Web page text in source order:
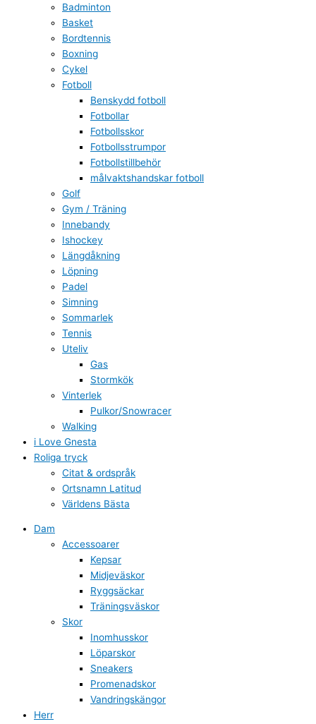
Badminton
Basket
Bordtennis
Boxning
Cykel
Fotboll
Benskydd fotboll
Fotbollar
Fotbollsskor
Fotbollsstrumpor
Fotbollstillbehör
målvaktshandskar fotboll
Golf
Gym / Träning
Innebandy
Ishockey
Längdåkning
Löpning
Padel
Simning
Sommarlek
Tennis
Uteliv
Gas
Stormkök
Vinterlek
Pulkor/Snowracer
Walking
i Love Gnesta
Roliga tryck
Citat & ordspråk
Ortsnamn Latitud
Världens Bästa
Dam
Accessoarer
Kepsar
Midjeväskor
Ryggsäckar
Träningsväskor
Skor
Inomhusskor
Löparskor
Sneakers
Promenadskor
Vandringskängor
Herr